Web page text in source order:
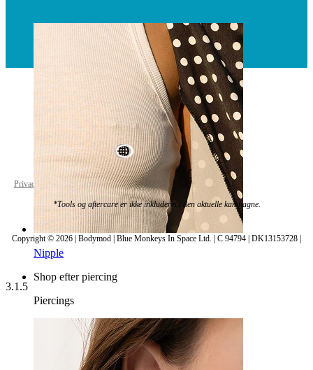
Nipple
Shop efter piercing
Piercings
World Wide
Privacy policy Cookie settings
*Tools og aftercare er ikke inkluderet i den aktuelle kampagne.
Copyright © 2026 | Bodymod | Blue Monkeys In Space Ltd. | C 94794 | DK13153728 |
3.1.5